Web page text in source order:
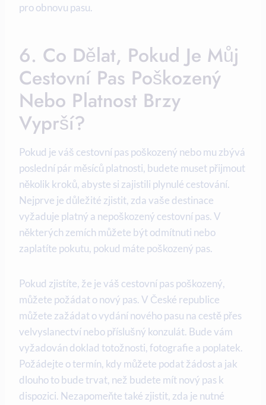
pro obnovu pasu.
6. Co Dělat, Pokud Je Můj
Cestovní Pas Poškozený
Nebo Platnost Brzy
Vyprší?
Pokud je váš cestovní pas poškozený nebo mu zbývá
poslední pár měsíců platnosti, budete muset přijmout
několik kroků, abyste si zajistili plynulé cestování.
Nejprve je důležité zjistit, zda vaše destinace
vyžaduje platný a nepoškozený cestovní pas. V
některých zemích můžete být odmítnuti nebo
zaplatíte pokutu, pokud máte poškozený pas.
Pokud zjistíte, že je váš cestovní pas poškozený,
můžete požádat o nový pas. V České republice
můžete zažádat o vydání nového pasu na cestě přes
velvyslanectví nebo příslušný konzulát. Bude vám
vyžadován doklad totožnosti, fotografie a poplatek.
Požádejte o termín, kdy můžete podat žádost a jak
dlouho to bude trvat, než budete mít nový pas k
dispozici. Nezapomeňte také zjistit, zda je nutné